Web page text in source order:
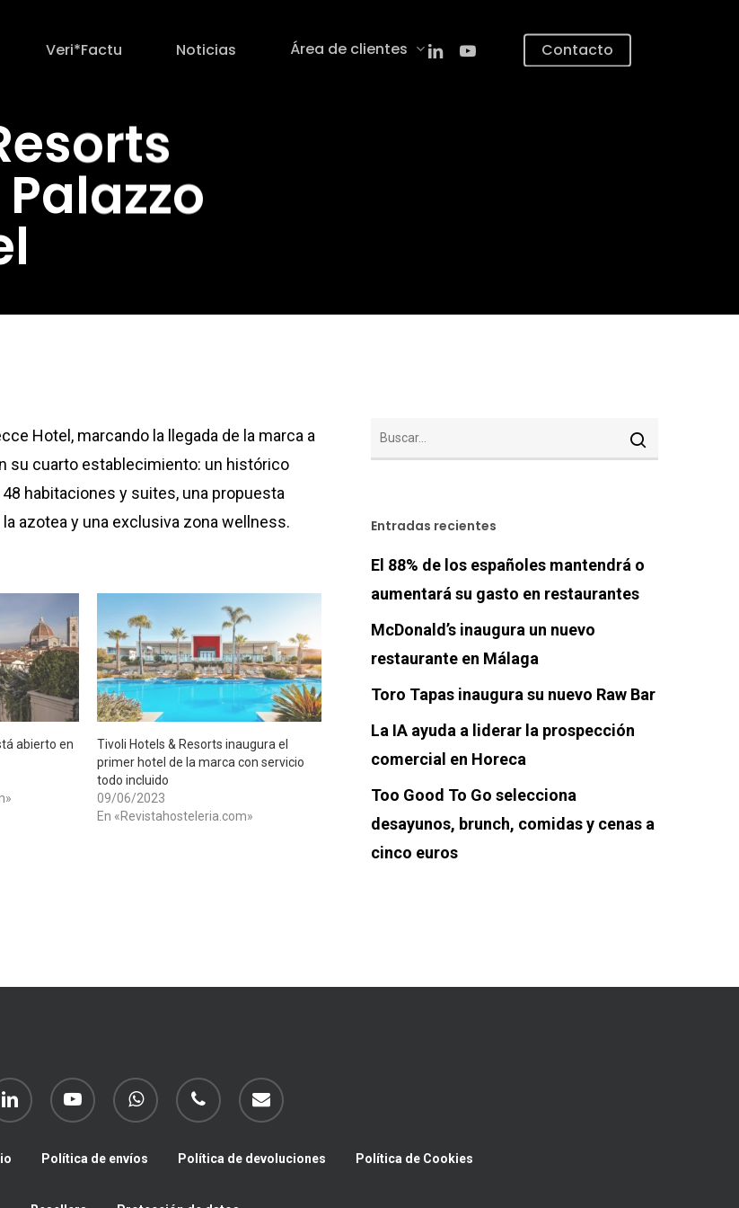
Veri*Factu Noticias Área de clientes linkedinyoutube Contacto
Hotel, marcando la llegada de la marca a
su cuarto establecimiento: un histórico
habitaciones y suites, una propuesta
azotea y una exclusiva zona wellness.
abierto en
Tivoli Hotels & Resorts inaugura el
primer hotel de la marca con servicio
todo incluido
09/06/2023
En «Revistahosteleria.com»
Entradas recientes
El 88% de los españoles mantendrá o
aumentará su gasto en restaurantes
McDonald’s inaugura un nuevo
restaurante en Málaga
Toro Tapas inaugura su nuevo Raw Bar
La IA ayuda a liderar la prospección
comercial en Horeca
Too Good To Go selecciona
desayunos, brunch, comidas y cenas a
cinco euros
youtube whatsapp phone email
Política de envíos Política de devoluciones Política de Cookies